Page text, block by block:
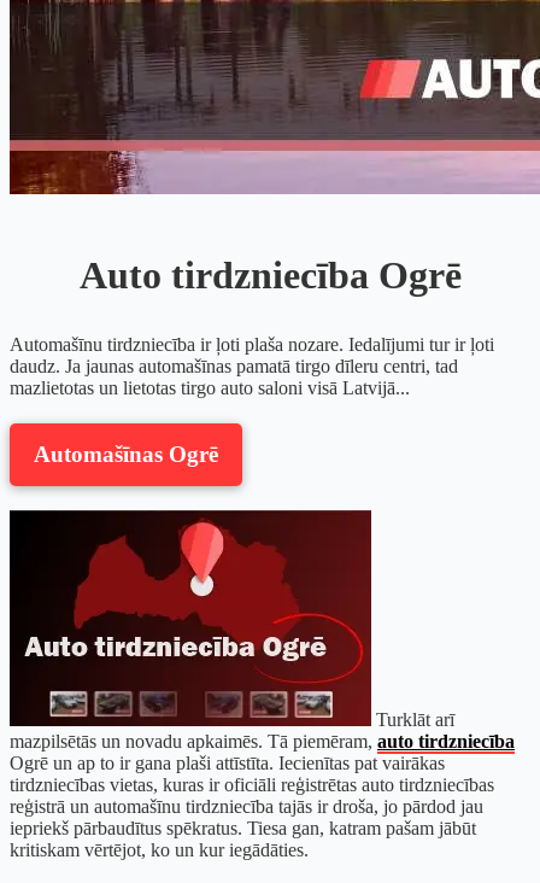
Auto tirdzniecība Ogrē
Automašīnu tirdzniecība ir ļoti plaša nozare. Iedalījumi tur ir ļoti
daudz. Ja jaunas automašīnas pamatā tirgo dīleru centri, tad
mazlietotas un lietotas tirgo auto saloni visā Latvijā...
Automašīnas Ogrē
Turklāt arī
mazpilsētās un novadu apkaimēs. Tā piemēram, auto tirdzniecība
Ogrē un ap to ir gana plaši attīstīta. Iecienītas pat vairākas
tirdzniecības vietas, kuras ir oficiāli reģistrētas auto tirdzniecības
reģistrā un automašīnu tirdzniecība tajās ir droša, jo pārdod jau
iepriekš pārbaudītus spēkratus. Tiesa gan, katram pašam jābūt
kritiskam vērtējot, ko un kur iegādāties.